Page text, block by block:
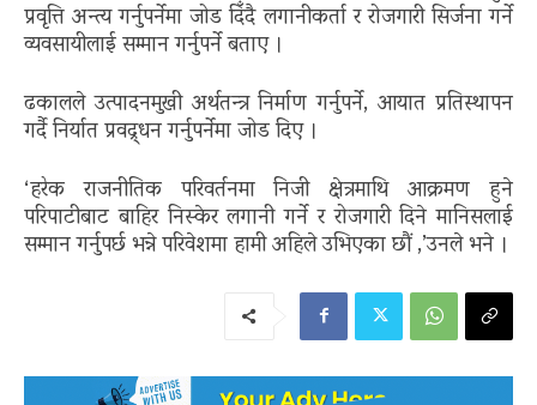
प्रवृत्ति अन्त्य गर्नुपर्नेमा जोड दिँदै लगानीकर्ता र रोजगारी सिर्जना गर्ने
व्यवसायीलाई सम्मान गर्नुपर्ने बताए ।
ढकालले उत्पादनमुखी अर्थतन्त्र निर्माण गर्नुपर्ने, आयात प्रतिस्थापन
गर्दै निर्यात प्रवद्र्धन गर्नुपर्नेमा जोड दिए ।
‘हरेक राजनीतिक परिवर्तनमा निजी क्षेत्रमाथि आक्रमण हुने
परिपाटीबाट बाहिर निस्केर लगानी गर्ने र रोजगारी दिने मानिसलाई
सम्मान गर्नुपर्छ भन्ने परिवेशमा हामी अहिले उभिएका छौं ,’उनले भने ।